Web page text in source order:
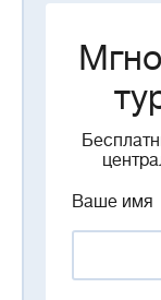
Ваше имя